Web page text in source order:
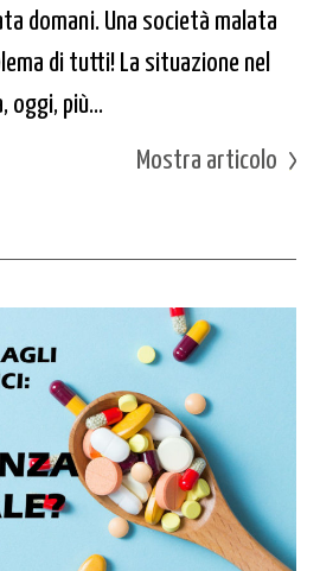
domani. Una società malata
di tutti! La situazione nel
oggi, più...
Mostra articolo